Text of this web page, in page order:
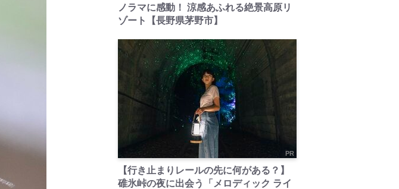
ノラマに感動！ 涼感あふれる絶景高原リ
ゾート【長野県茅野市】
PR
【行き止まりレールの先に何がある？】
碓氷峠の夜に出会う「メロディック ライ